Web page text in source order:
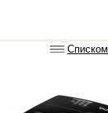
Списком